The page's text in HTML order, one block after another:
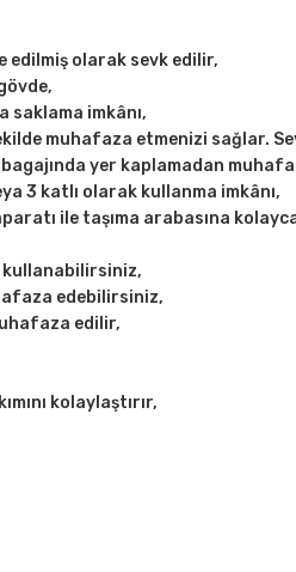
edilmiş olarak sevk edilir,
imkânı,
muhafaza etmenizi
yer kaplamadan
3 katlı olarak kullanma imkânı,
ile taşıma arabasına
kullanabilirsiniz,
edebilirsiniz,
edilir,
kolaylaştırır,